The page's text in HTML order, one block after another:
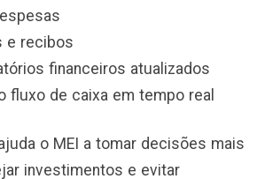
e recibos
financeiros atualizados
fluxo de caixa em tempo real
o MEI a tomar decisões mais
investimentos e evitar